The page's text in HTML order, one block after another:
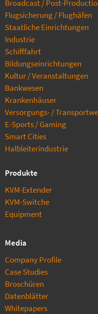
Broadcast / Post-
Flugsicherung / Flughäfen
Staatliche Einrichtungen
Industrie
Schifffahrt
Bildungseinrichtungen
Kultur / Veranstaltungen
Bankwesen
Krankenhäuser
Versorgungs- /
E-Sports / Gaming
Smart Cities
Halbleiterindustrie
Produkte
KVM-Extender
KVM-Switche
Equipment
Media
Company Profile
Case Studies
Broschüren
Datenblätter
Whitepapers